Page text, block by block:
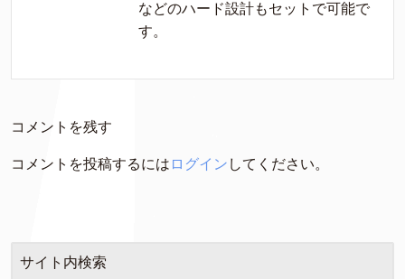
などのハード設計もセットで可能で
す。
コメントを残す
コメントを投稿するには ログイン してください。
サイト内検索